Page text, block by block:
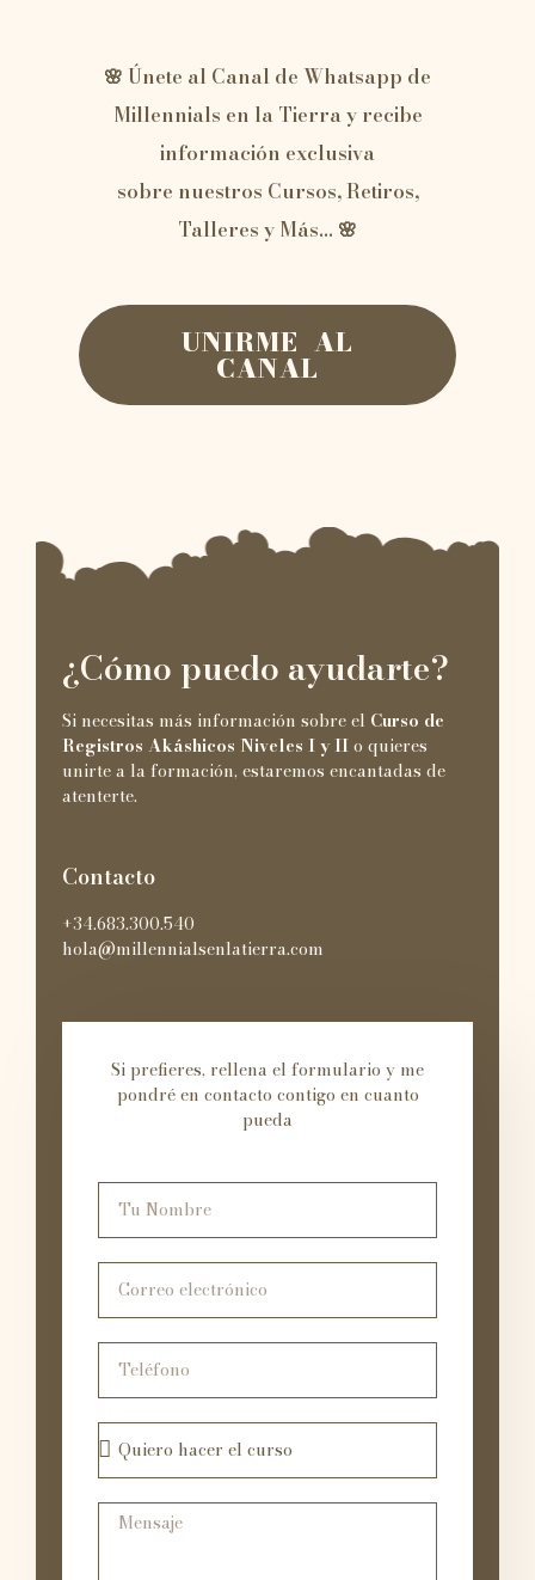
🌸 Únete al Canal de Whatsapp de
Millennials en la Tierra y recibe
información exclusiva
sobre nuestros Cursos, Retiros,
Talleres y Más… 🌸
UNIRME AL
CANAL
¿Cómo puedo ayudarte?
Si necesitas más información sobre el Curso de
Registros Akáshicos Niveles I y IIo quieres
unirte a la formación, estaremos encantadas de
atenterte.
Contacto
+34.683.300.540
hola@millennialsenlatierra.com
Si prefieres, rellena el formulario y me
pondré en contacto contigo en cuanto
pueda